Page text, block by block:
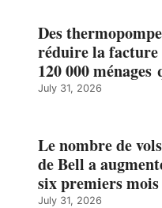
Des
réduire la facture
120 000 ménages
July 31, 2026
Le nombre de
de Bell a
six premiers mois
July 31, 2026